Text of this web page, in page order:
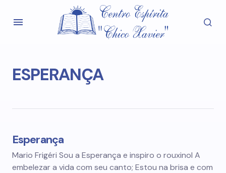
ESPERANÇA
Esperança
Mario Frigéri Sou a Esperança e inspiro o rouxinol A
embelezar a vida com seu canto; Estou na brisa e com